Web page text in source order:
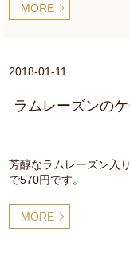
MORE
2018-01-11
ラムレーズンの
芳醇なラムレーズン入
で570円です。
MORE